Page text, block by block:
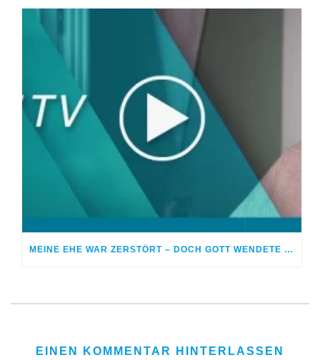
MEINE EHE WAR ZERSTÖRT – DOCH GOTT WENDETE ALLES ZUM GUTEN
EINEN KOMMENTAR HINTERLASSEN